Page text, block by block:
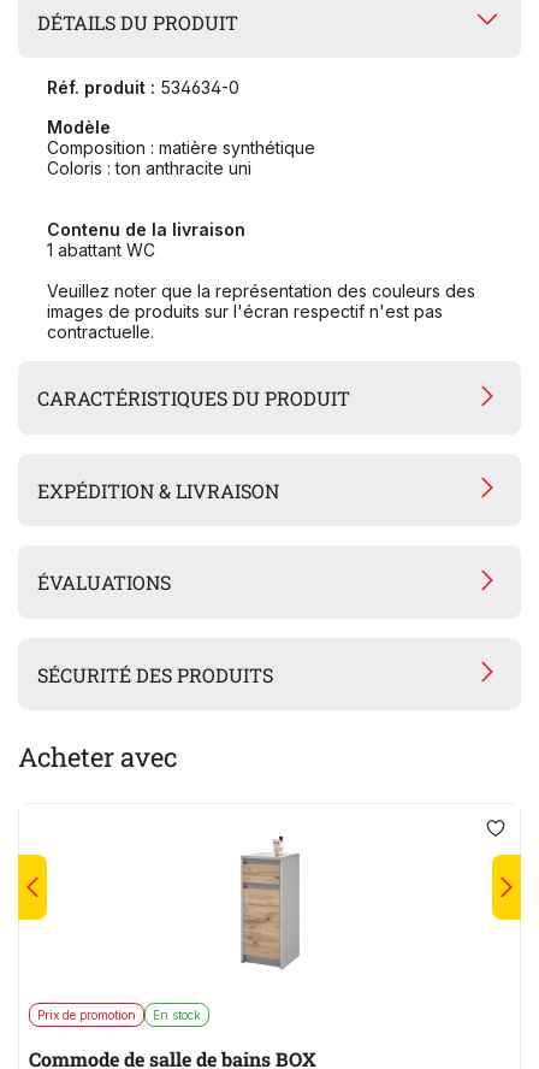
DÉTAILS DU PRODUIT
Réf. produit : 534634-0
Modèle
Composition : matière synthétique
Coloris : ton anthracite uni
Contenu de la livraison
1 abattant WC
Veuillez noter que la représentation des couleurs des
images de produits sur l'écran respectif n'est pas
contractuelle.
CARACTÉRISTIQUES DU PRODUIT
EXPÉDITION & LIVRAISON
ÉVALUATIONS
SÉCURITÉ DES PRODUITS
Acheter avec
Prix de promotion En stock
Commode de salle de bains BOX